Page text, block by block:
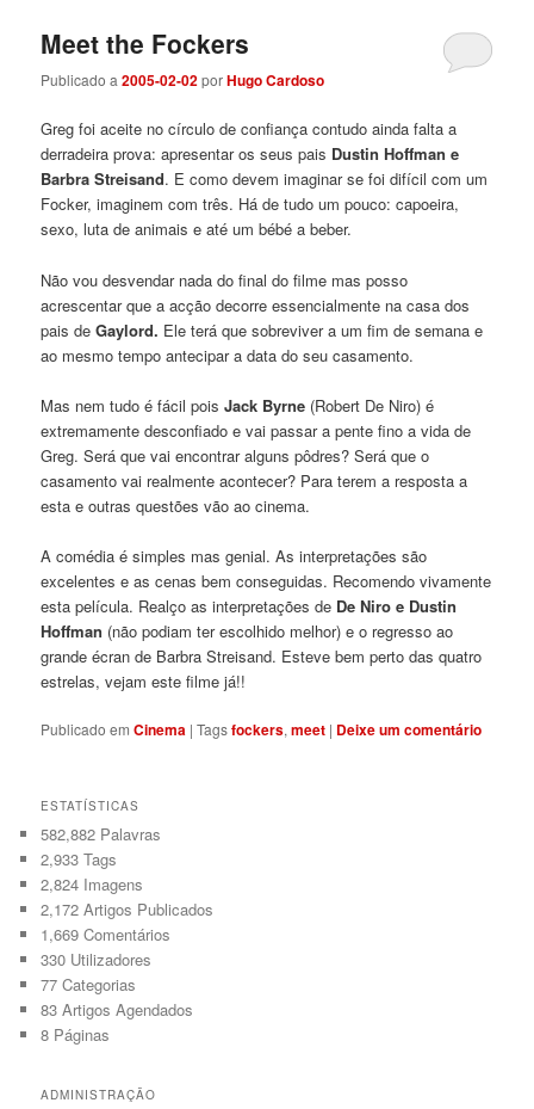
Meet the Fockers
Publicado a2005-02-02porHugo Cardoso
Greg foi aceite no círculo de confiança contudo ainda falta a
derradeira prova: apresentar os seus pais Dustin Hoffman e
Barbra Streisand. E como devem imaginar se foi difícil com um
Focker, imaginem com três. Há de tudo um pouco: capoeira,
sexo, luta de animais e até um bébé a beber.
Não vou desvendar nada do final do filme mas posso
acrescentar que a acção decorre essencialmente na casa dos
pais deGaylord. Ele terá que sobreviver a um fim de semana e
ao mesmo tempo antecipar a data do seu casamento.
Mas nem tudo é fácil poisJack Byrne (Robert De Niro) é
extremamente desconfiado e vai passar a pente fino a vida de
Greg. Será que vai encontrar alguns pôdres? Será que o
casamento vai realmente acontecer? Para terem a resposta a
esta e outras questões vão ao cinema.
A comédia é simples mas genial. As interpretações são
excelentes e as cenas bem conseguidas. Recomendo vivamente
esta película. Realço as interpretações de De Niro e Dustin
Hoffman (não podiam ter escolhido melhor) e o regresso ao
grande écran de Barbra Streisand. Esteve bem perto das quatro
estrelas, vejam este filme já!!
Publicado em Cinema |Tagsfockers,meet | Deixe um comentário
ESTATÍSTICAS
582,882 Palavras
2,933 Tags
2,824 Imagens
2,172 Artigos Publicados
1,669 Comentários
330 Utilizadores
77 Categorias
83 Artigos Agendados
8 Páginas
ADMINISTRAÇÃO